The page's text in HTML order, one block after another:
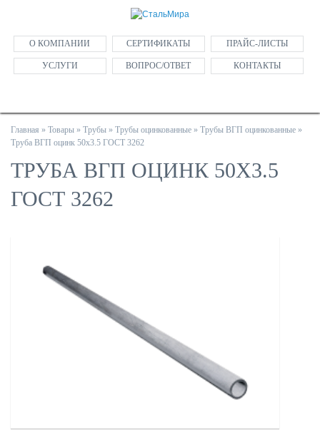
О КОМПАНИИ СЕРТИФИКАТЫ ПРАЙС-ЛИСТЫ
УСЛУГИ ВОПРОС/ОТВЕТ КОНТАКТЫ
Главная » Товары » Трубы » Трубы оцинкованные » Трубы ВГП оцинкованные »
Труба ВГП оцинк 50х3.5 ГОСТ 3262
ТРУБА ВГП ОЦИНК 50Х3.5
ГОСТ 3262